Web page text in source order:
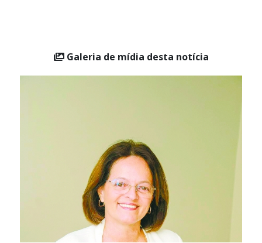
Galeria de mídia desta notícia